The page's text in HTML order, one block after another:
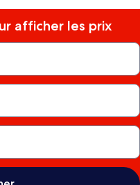
afficher les prix